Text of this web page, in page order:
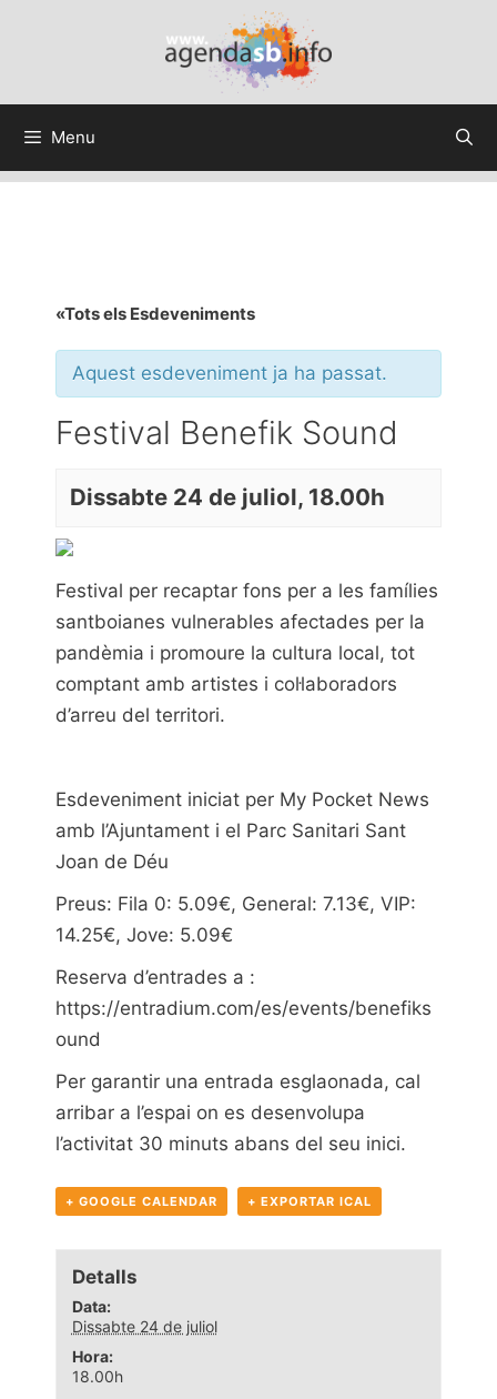
Menu
«Tots els Esdeveniments
Aquest esdeveniment ja ha passat.
Festival Benefik Sound
Dissabte 24 de juliol, 18.00h
Festival per recaptar fons per a les famílies
santboianes vulnerables afectades per la
pandèmia i promoure la cultura local, tot
comptant amb artistes i col·laboradors
d’arreu del territori.
Esdeveniment iniciat per My Pocket News
amb l’Ajuntament i el Parc Sanitari Sant
Joan de Déu
Preus: Fila 0: 5.09€, General: 7.13€, VIP:
14.25€, Jove: 5.09€
Reserva d’entrades a :
https://entradium.com/es/events/benefiks
ound
Per garantir una entrada esglaonada, cal
arribar a l’espai on es desenvolupa
l’activitat 30 minuts abans del seu inici.
+ GOOGLE CALENDAR + EXPORTAR ICAL
Detalls
Data:
Dissabte 24 de juliol
Hora:
18.00h